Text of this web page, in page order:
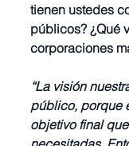
tienen ustedes
públicos? ¿Qué
corporaciones
“La visión
público, porque
objetivo final